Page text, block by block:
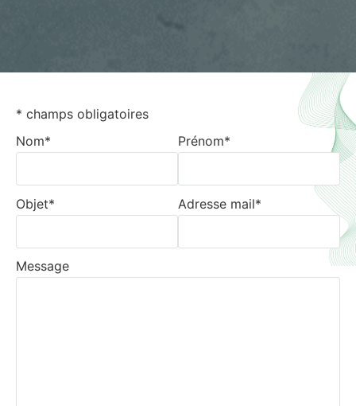
* champs obligatoires
Nom*
Prénom*
Objet* Adresse mail*
Message